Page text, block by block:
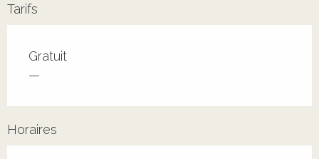
Tarifs
Tarifs 2026
Gratuit
—
Horaires